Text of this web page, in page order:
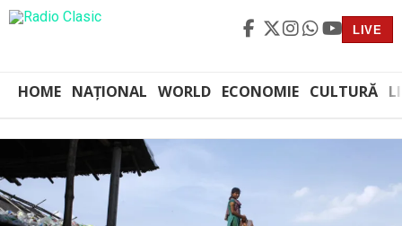
LIVE
HOME NAȚIONAL WORLD ECONOMIE CULTURĂ